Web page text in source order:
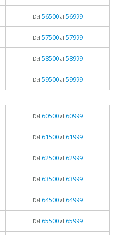
Del 56500al 56999
Del 57500al 57999
Del 58500al 58999
Del 59500al 59999
Del 60500al 60999
Del 61500al 61999
Del 62500al 62999
Del 63500al 63999
Del 64500al 64999
Del 65500al 65999